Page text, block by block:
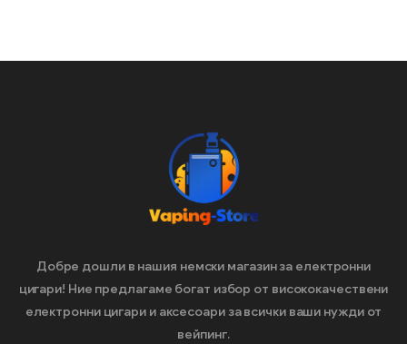
Добре дошли в нашия немски магазин за електронни
цигари! Ние предлагаме богат избор от висококачествени
електронни цигари и аксесоари за всички ваши нужди от
вейпинг.